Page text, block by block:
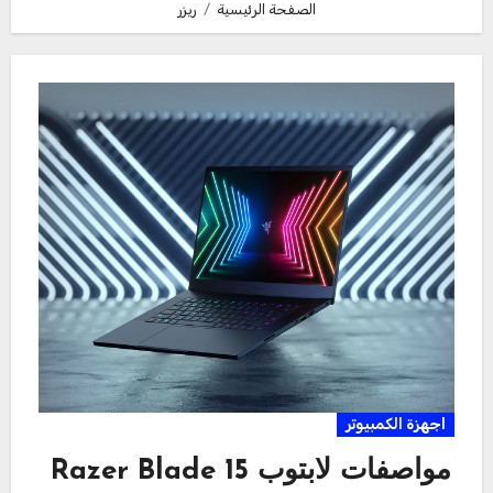
الصفحة الرئيسية ريزر
اجهزة الكمبيوتر
مواصفات لابتوب Razer Blade 15